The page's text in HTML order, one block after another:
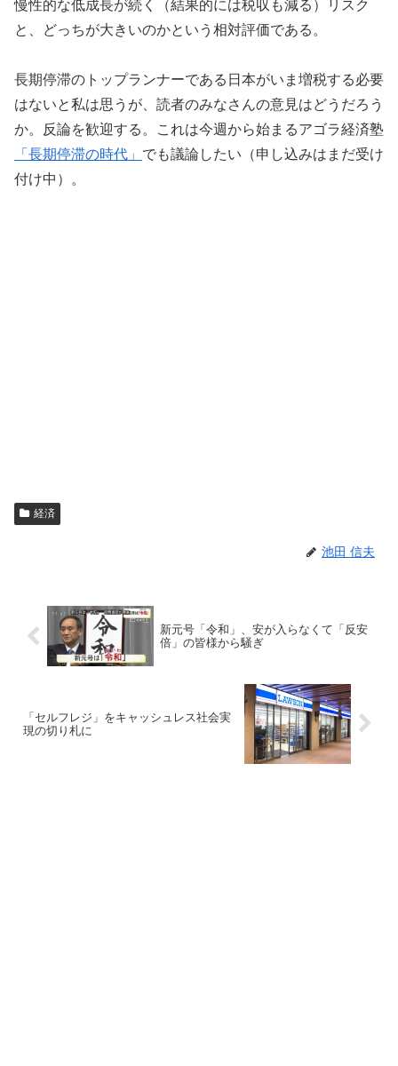
慢性的な低成長が続く（結果的には税収も減る）リスク
と、どっちが大きいのかという相対評価である。
長期停滞のトップランナーである日本がいま増税する必要
はないと私は思うが、読者のみなさんの意見はどうだろう
か。反論を歓迎する。これは今週から始まるアゴラ経済塾
「長期停滞の時代」 でも議論したい（申し込みはまだ受け
付け中）。
経済
池田 信夫
新元号「令和」、安が入らなくて「反安
倍」の皆様から騒ぎ
「セルフレジ」をキャッシュレス社会実
現の切り札に